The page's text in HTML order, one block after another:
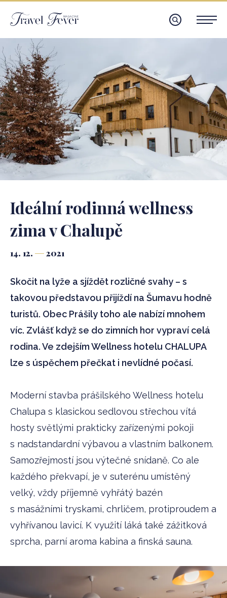
Ideální rodinná wellness
zima v Chalupě
14. 12. 2021
Skočit na lyže a sjíždět rozličné svahy – s
takovou představou přijíždí na Šumavu hodně
turistů. Obec Prášily toho ale nabízí mnohem
víc. Zvlášť když se do zimních hor vypraví celá
rodina. Ve zdejším Wellness hotelu CHALUPA
lze s úspěchem přečkat i nevlídné počasí.
Moderní stavba prášilského Wellness hotelu
Chalupa s klasickou sedlovou střechou vítá
hosty světlými prakticky zařízenými pokoji
s nadstandardní výbavou a vlastním balkonem.
Samozřejmostí jsou výtečné snídaně. Co ale
každého překvapí, je v suterénu umístěný
velký, vždy příjemně vyhřátý bazén
s masážními tryskami, chrličem, protiproudem a
vyhřívanou lavicí. K využití láká také zážitková
sprcha, parní aroma kabina a finská sauna.